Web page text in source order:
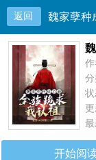
返回
分
开始阅